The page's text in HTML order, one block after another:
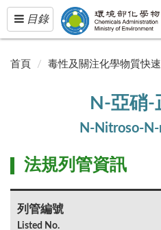
Toggle
navigation
目錄
首頁 毒性及關注化學物質快
N-亞硝-
N-Nitroso-
法規列管資訊
列管編號
Listed No.